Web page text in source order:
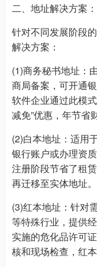
二、地址解决方案
针对不同发展阶段
解决方案：
(1)商务秘书地址：
商局备案，可开通
软件企业通过此模
减免”优惠，年节省
(2)白本地址：适用
银行账户或办理资
注册阶段节省了租
再迁移至实体地址。
(3)红本地址：针对
等特殊行业，提供
实施的危化品许可
核和现场检查，红